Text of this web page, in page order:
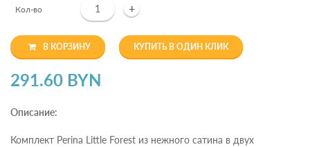
Кол-во +
В КОРЗИНУ КУПИТЬ В ОДИН КЛИК
291.60 BYN
Описание:
Комплект Perina Little Forest из нежного сатина в двух